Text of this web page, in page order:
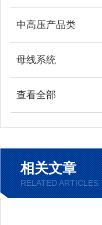
中高压产品类
母线系统
查看全部
相关文章
RELATED ARTICLES